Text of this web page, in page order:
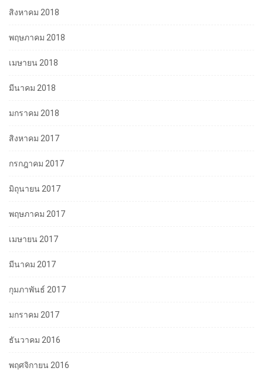
สิงหาคม 2018
พฤษภาคม 2018
เมษายน 2018
มีนาคม 2018
มกราคม 2018
สิงหาคม 2017
กรกฎาคม 2017
มิถุนายน 2017
พฤษภาคม 2017
เมษายน 2017
มีนาคม 2017
กุมภาพันธ์ 2017
มกราคม 2017
ธันวาคม 2016
พฤศจิกายน 2016